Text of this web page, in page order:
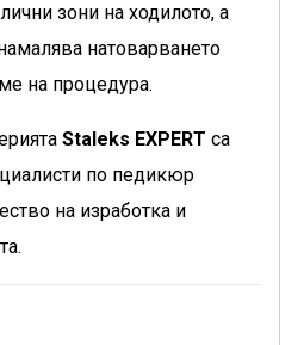
зони на ходилото, а
натоварването
на процедура.
Staleks EXPERT са
по педикюр
на изработка и